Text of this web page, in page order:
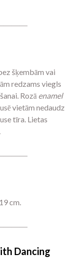
šķembām vai
redzams viegls
Rozā enamel
vietām nedaudz
tīra. Lietas
cm.
Dancing